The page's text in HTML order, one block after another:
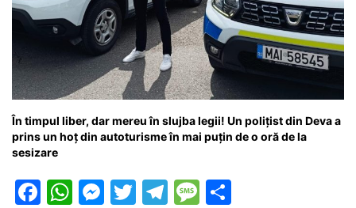
În timpul liber, dar mereu în slujba legii! Un polițist din Deva a
prins un hoț din autoturisme în mai puțin de o oră de la
sesizare
F
W M T
T
M